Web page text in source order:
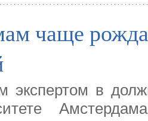
чаще
экспертом в